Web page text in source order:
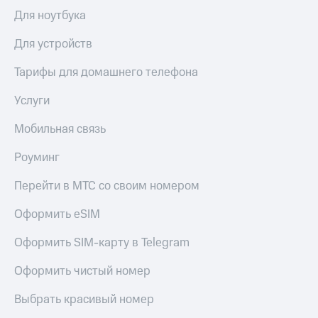
Для ноутбука
Для устройств
Тарифы для домашнего телефона
Услуги
Мобильная связь
Роуминг
Перейти в МТС со своим номером
Оформить eSIM
Оформить SIM-карту в Telegram
Оформить чистый номер
Выбрать красивый номер